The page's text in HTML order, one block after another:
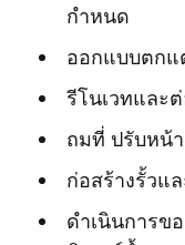
กำหนด
ออกแบบตกแ
รีโนเวทและ
ถมที่ ปรับหน้
ก่อสร้างรั้วแ
ดำเนินการข